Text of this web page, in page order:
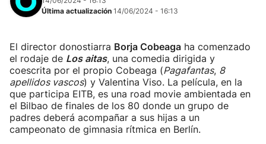
Última actualización 14/06/2024 - 16:13
El director donostiarra Borja Cobeaga ha comenzado
el rodaje de Los aitas, una comedia dirigida y
coescrita por el propio Cobeaga (Pagafantas, 8
apellidos vascos) y Valentina Viso. La película, en la
que participa EITB, es una road movie ambientada en
el Bilbao de finales de los 80 donde un grupo de
padres deberá acompañar a sus hijas a un
campeonato de gimnasia rítmica en Berlín.